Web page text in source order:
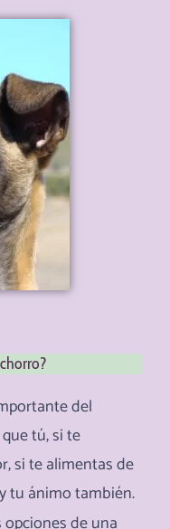
del
tú, si te
si te alimentas de
tu ánimo también.
de una